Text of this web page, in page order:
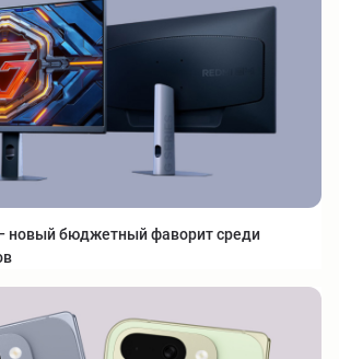
новый бюджетный фаворит среди